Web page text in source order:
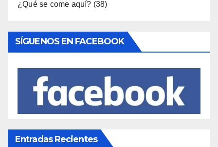
Ocio(111)
Política Turística(146)
¿Qué se come aquí?